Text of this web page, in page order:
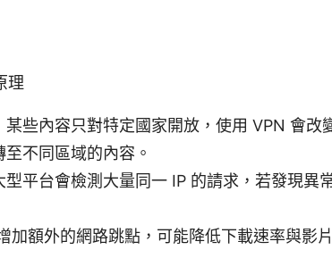
理
些內容只對特定國家開放，使用 VPN 會改
不同區域的內容。
平台會檢測大量同一 IP 的請求，若發現異
加額外的網路跳點，可能降低下載速率與影